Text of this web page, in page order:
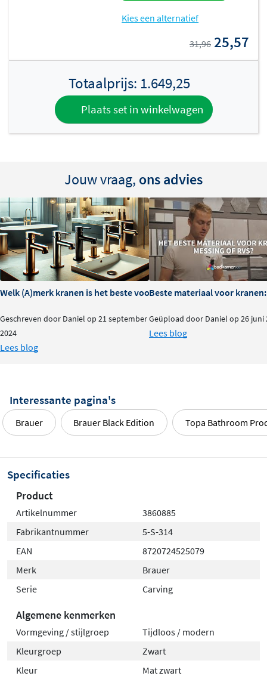
Kies een alternatief
31,96 25,57
Totaalprijs: 1.649,25
Plaats set in winkelwagen
Jouw vraag, ons advies
Welk (A)merk kranen is het beste voor je badkamer?
Geschreven door Daniel op 21 september
2024
Lees blog
Beste materiaal voor kranen:
Geüpload door Daniel op 26 juni
Lees blog
Interessante pagina's
Brauer Brauer Black Edition Topa Bathroom
Specificaties
Product
Artikelnummer
3860885
Fabrikantnummer
5-S-314
EAN
8720724525079
Merk
Brauer
Serie
Carving
Algemene kenmerken
Vormgeving / stijlgroep
Tijdloos / modern
Kleurgroep
Zwart
Kleur
Mat zwart